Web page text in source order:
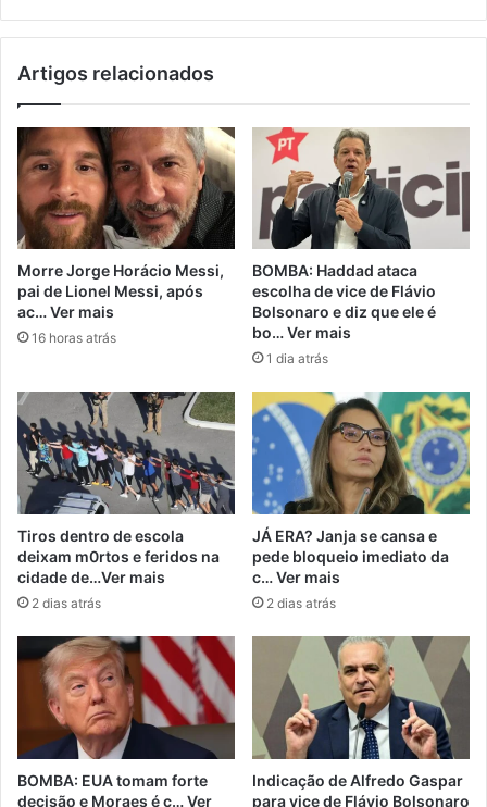
Artigos relacionados
Morre Jorge Horácio Messi,
pai de Lionel Messi, após
ac… Ver mais
16 horas atrás
BOMBA: Haddad ataca
escolha de vice de Flávio
Bolsonaro e diz que ele é
bo… Ver mais
1 dia atrás
Tiros dentro de escola
deixam m0rtos e feridos na
cidade de…Ver mais
2 dias atrás
JÁ ERA? Janja se cansa e
pede bloqueio imediato da
c… Ver mais
2 dias atrás
BOMBA: EUA tomam forte
decisão e Moraes é c… Ver
Indicação de Alfredo Gaspar
para vice de Flávio Bolsonaro